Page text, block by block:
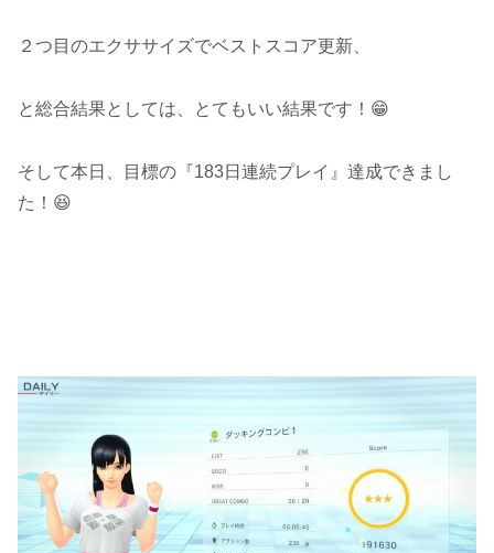
２つ目のエクササイズでベストスコア更新、
と総合結果としては、とてもいい結果です！😁
そして本日、目標の『183日連続プレイ』達成できまし
た！😆